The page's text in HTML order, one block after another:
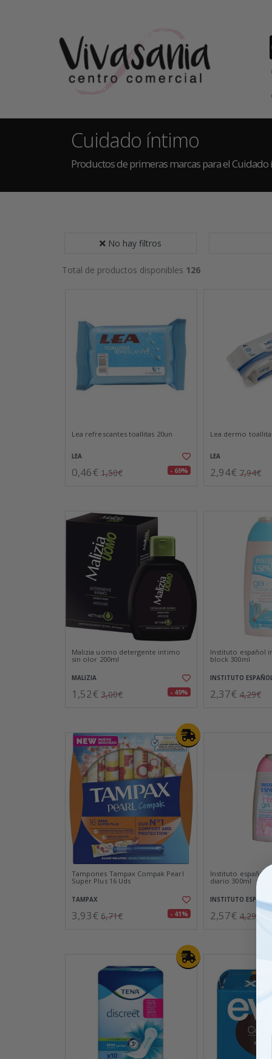
Cuidado íntimo
Productos de primeras marcas para el
No hay filtros
Total de productos disponibles 126
Lea refrescantes toallitas 20un
LEA
0,46€ 1,50€ - 69%
Lea dermo
LEA
2,94€ 7,94€
Malizia uomo detergente intimo
sin olor 200ml
MALIZIA
1,52€ 3,00€ - 49%
Instituto español
block 300ml
INSTITUTO
2,37€ 4,29€
Tampones Tampax Compak Pearl
Super Plus 16 Uds
TAMPAX
3,93€ 6,71€ - 41%
Instituto español
diario 300ml
INSTITUTO ESPAÑOL
2,57€ 4,29€